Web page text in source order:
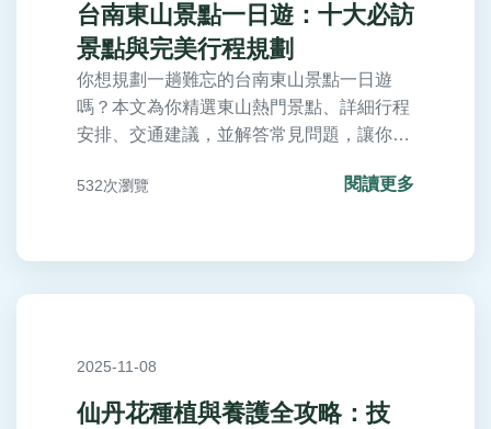
台南東山景點一日遊：十大必訪
景點與完美行程規劃
你想規劃一趟難忘的台南東山景點一日遊
嗎？本文為你精選東山熱門景點、詳細行程
安排、交通建議，並解答常見問題，讓你輕
食推薦，以及如何避開人潮的實用貼士，適
532次瀏覽 閱讀更多
2025-11-08
仙丹花種植與養護全攻略：技